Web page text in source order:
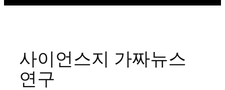
사이언스지 가짜뉴스
연구